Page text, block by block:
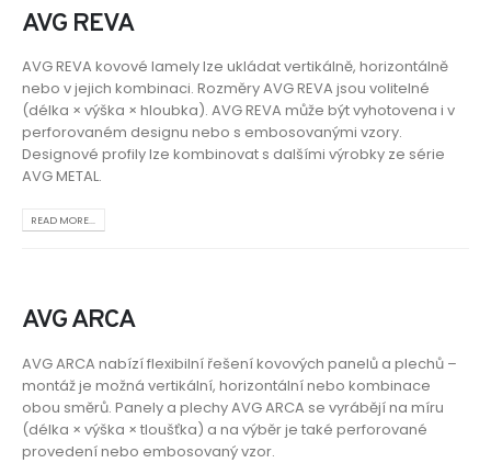
AVG REVA
AVG REVA kovové lamely lze ukládat vertikálně, horizontálně
nebo v jejich kombinaci. Rozměry AVG REVA jsou volitelné
(délka × výška × hloubka). AVG REVA může být vyhotovena i v
perforovaném designu nebo s embosovanými vzory.
Designové profily lze kombinovat s dalšími výrobky ze série
AVG METAL.
READ MORE...
AVG ARCA
AVG ARCA nabízí flexibilní řešení kovových panelů a plechů –
montáž je možná vertikální, horizontální nebo kombinace
obou směrů. Panely a plechy AVG ARCA se vyrábějí na míru
(délka × výška × tloušťka) a na výběr je také perforované
provedení nebo embosovaný vzor.